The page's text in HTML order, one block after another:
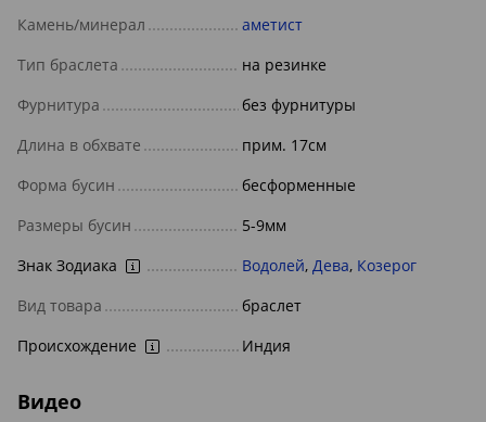
Камень/минерал
аметист
Тип браслета
на резинке
Фурнитура
без фурнитуры
Длина в обхвате
прим. 17см
Форма бусин
бесформенные
Размеры бусин
5-9мм
Знак Зодиака
Водолей, Дева, Козерог
Вид товара
браслет
Происхождение
Индия
Видео